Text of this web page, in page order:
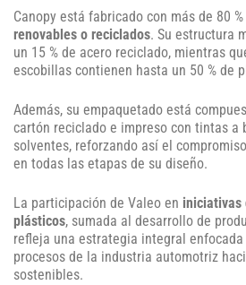
Canopy está fabricado con más de 80 %
renovables o reciclados. Su estructura
un 15 % de acero reciclado, mientras
escobillas contienen hasta un 50 % de
Además, su empaquetado está
cartón reciclado e impreso con tintas a
solventes, reforzando así el
en todas las etapas de su diseño.
La participación de Valeo en iniciativas
plásticos, sumada al desarrollo de
refleja una estrategia integral
procesos de la industria automotriz
sostenibles.